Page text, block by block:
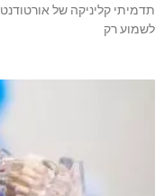
תדמיתי קליניקה של
לשמוע רק